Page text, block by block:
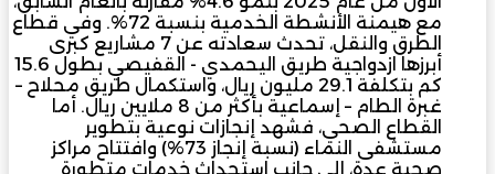
مع هيمنة الأنشطة الخدمية بنسبة 72%. وفي قطاع
الطرق والنقل، تحدث سعادته عن 7 مشاريع كبرى
أبرزها ازدواجية طريق اليحمدي - القفيصي بطول 15.6
كم بتكلفة 29.1 مليون ريال، واستكمال طريق محلاح –
غبرة الطام – إسماعية بأكثر من 8 ملايين ريال. أما
القطاع الصحي، فشهد إنجازات نوعية بتطوير
مستشفى النماء (نسبة إنجاز 73%) وافتتاح مراكز
صحية عدة، إلى جانب استحداث خدمات متطورة